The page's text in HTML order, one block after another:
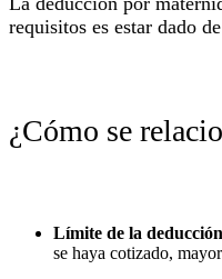
requisitos es estar dado
¿Cómo se
Límite de la
se haya cotizado,